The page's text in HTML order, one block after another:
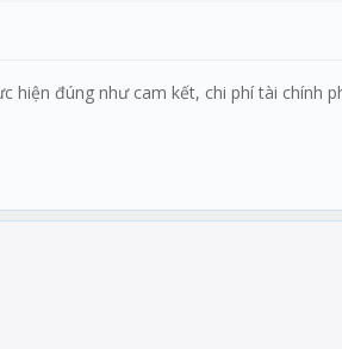
đúng như cam kết, chi phí tài chính